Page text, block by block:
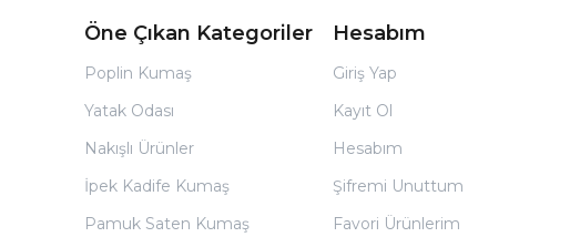
Öne Çıkan Kategoriler
Poplin Kumaş
Yatak Odası
Nakışlı Ürünler
İpek Kadife Kumaş
Pamuk Saten Kumaş
Hesabım
Giriş Yap
Kayıt Ol
Hesabım
Şifremi Unuttum
Favori Ürünlerim